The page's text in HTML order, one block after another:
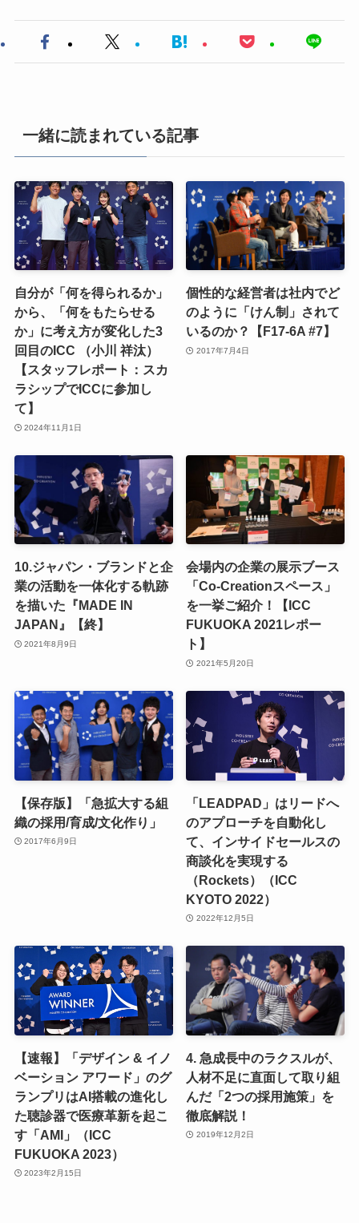
一緒に読まれている記事
自分が「何を得られるか」
から、「何をもたらせる
か」に考え方が変化した3
回目のICC （小川 祥汰）
【スタッフレポート：スカ
ラシップでICCに参加し
て】
2024年11月1日
個性的な経営者は社内でど
のように「けん制」されて
いるのか？【F17-6A #7】
2017年7月4日
10.ジャパン・ブランドと企
業の活動を一体化する軌跡
を描いた『MADE IN
JAPAN』【終】
2021年8月9日
会場内の企業の展示ブース
「Co-Creationスペース」
を一挙ご紹介！【ICC
FUKUOKA 2021レポー
ト】
2021年5月20日
【保存版】「急拡大する組
織の採用/育成/文化作り」
2017年6月9日
「LEADPAD」はリードへ
のアプローチを自動化し
て、インサイドセールスの
商談化を実現する
（Rockets）（ICC
KYOTO 2022）
2022年12月5日
【速報】「デザイン & イノ
ベーション アワード」のグ
ランプリはAI搭載の進化し
た聴診器で医療革新を起こ
す「AMI」（ICC
FUKUOKA 2023）
2023年2月15日
4. 急成長中のラクスルが、
人材不足に直面して取り組
んだ「2つの採用施策」を
徹底解説！
2019年12月2日